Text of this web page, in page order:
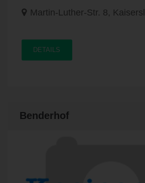
Martin-Luther-Str. 8,
DETAILS
Benderhof